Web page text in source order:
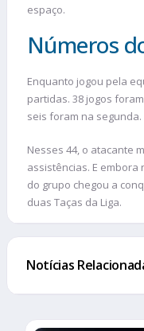
espaço.
Números
Enquanto jogou pela
partidas. 38 jogos
seis foram na segunda.
Nesses 44, o atacante
assistências. E
do grupo chegou a
duas Taças da Liga.
Notícias